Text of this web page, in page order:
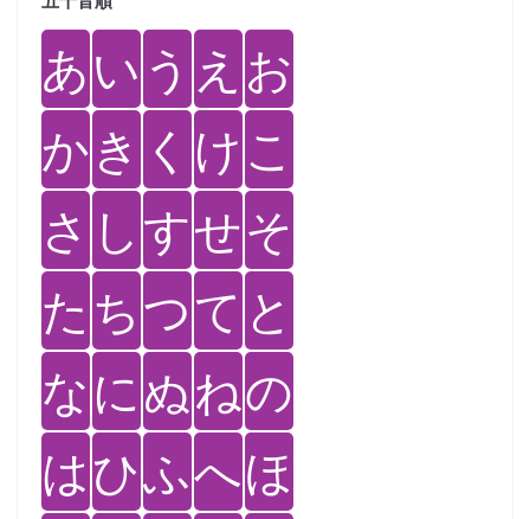
あい う え お
かき く けこ
さ しすせそ
た ちつて と
なにぬねの
はひふへほ